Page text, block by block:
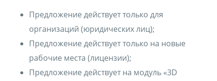
Предложение действует только для
организаций (юридических лиц);
Предложение действует только на новые
рабочие места (лицензии);
Предложение действует на модуль «3D